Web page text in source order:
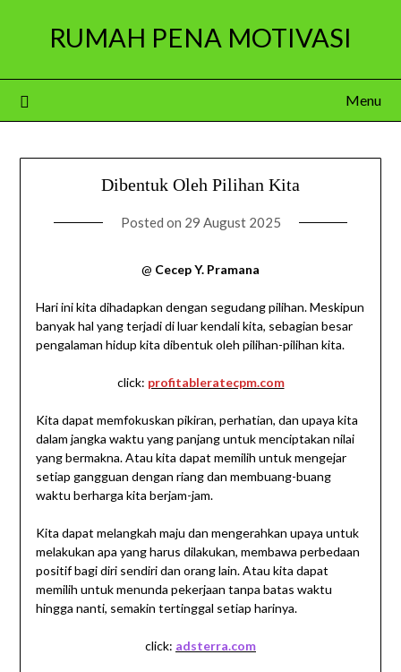
RUMAH PENA MOTIVASI
Menu
Dibentuk Oleh Pilihan Kita
Posted on 29 August 2025
@ Cecep Y. Pramana
Hari ini kita dihadapkan dengan segudang pilihan. Meskipun
banyak hal yang terjadi di luar kendali kita, sebagian besar
pengalaman hidup kita dibentuk oleh pilihan-pilihan kita.
click: profitableratecpm.com
Kita dapat memfokuskan pikiran, perhatian, dan upaya kita
dalam jangka waktu yang panjang untuk menciptakan nilai
yang bermakna. Atau kita dapat memilih untuk mengejar
setiap gangguan dengan riang dan membuang-buang
waktu berharga kita berjam-jam.
Kita dapat melangkah maju dan mengerahkan upaya untuk
melakukan apa yang harus dilakukan, membawa perbedaan
positif bagi diri sendiri dan orang lain. Atau kita dapat
memilih untuk menunda pekerjaan tanpa batas waktu
hingga nanti, semakin tertinggal setiap harinya.
click: adsterra.com